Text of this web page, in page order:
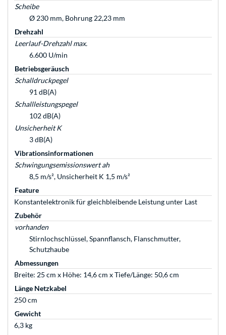
Scheibe
Ø 230 mm, Bohrung 22,23 mm
Drehzahl
Leerlauf-Drehzahl max.
6.600 U/min
Betriebsgeräusch
Schalldruckpegel
91 dB(A)
Schallleistungspegel
102 dB(A)
Unsicherheit K
3 dB(A)
Vibrationsinformationen
Schwingungsemissionswert ah
8,5 m/s², Unsicherheit K 1,5 m/s²
Feature
Konstantelektronik für gleichbleibende Leistung unter Last
Zubehör
vorhanden
Stirnlochschlüssel, Spannflansch, Flanschmutter,
Schutzhaube
Abmessungen
Breite: 25 cm x Höhe: 14,6 cm x Tiefe/Länge: 50,6 cm
Länge Netzkabel
250 cm
Gewicht
6,3 kg